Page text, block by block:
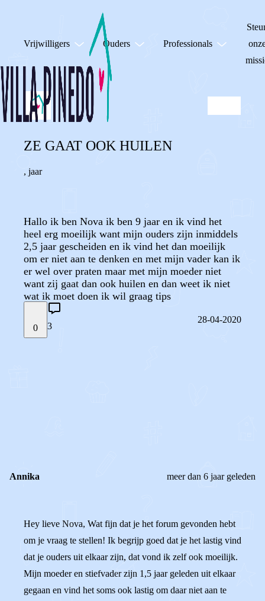
Vrijwilligers Ouders Professionals
ZE GAAT OOK HUILEN
, jaar
Hallo ik ben Nova ik ben 9 jaar en ik vind het
heel erg moeilijk want mijn ouders zijn inmiddels
2,5 jaar gescheiden en ik vind het dan moeilijk
om er niet aan te denken en met mijn vader kan ik
er wel over praten maar met mijn moeder niet
want zij gaat dan ook huilen en dan weet ik niet
wat ik moet doen ik wil graag tips
0 3
28-04-2020
Annika meer dan 6 jaar geleden
Hey lieve Nova, Wat fijn dat je het forum gevonden hebt
om je vraag te stellen! Ik begrijp goed dat je het lastig vind
dat je ouders uit elkaar zijn, dat vond ik zelf ook moeilijk.
Mijn moeder en stiefvader zijn 1,5 jaar geleden uit elkaar
gegaan en vind het soms ook lastig om daar niet aan te